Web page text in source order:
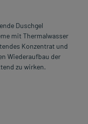
Duschgel
mit Thermalwasser
Konzentrat und
Wiederaufbau der
zu wirken.